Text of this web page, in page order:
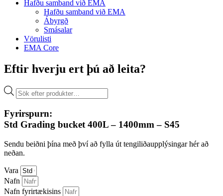
Hafðu samband við EMA
Hafðu samband við EMA
Ábyrgð
Smásalar
Vörulisti
EMA Core
Eftir hverju ert þú að leita?
Products
search
Fyrirspurn:
Std Grading bucket 400L – 1400mm – S45
Sendu beiðni þína með því að fylla út tengiliðaupplýsingar hér að
neðan.
Vara
Nafn
Nafn fyrirtækisins